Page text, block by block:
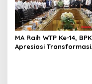
MA Raih WTP Ke-14, BPK
Apresiasi Transformasi